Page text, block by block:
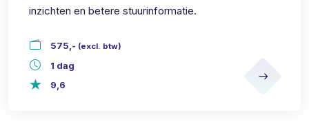
inzichten en betere stuurinformatie.
575,- (excl. btw)
1 dag
9,6